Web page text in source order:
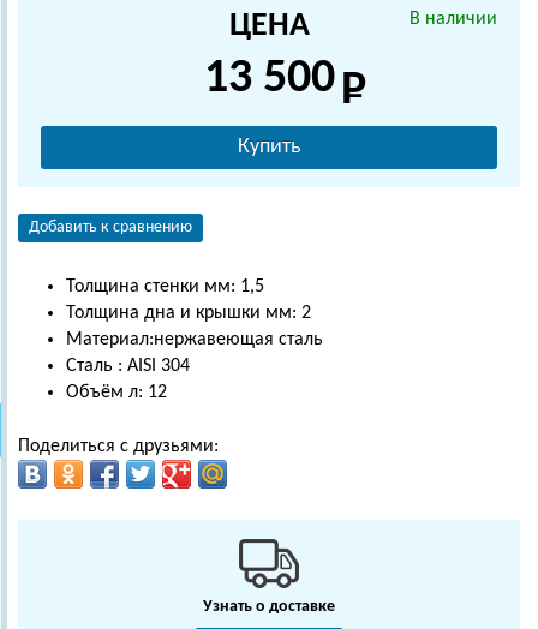
В наличии
ЦЕНА
13 500
Купить
Добавить к сравнению
Толщина стенки мм: 1,5
Толщина дна и крышки мм: 2
Материал:нержавеющая сталь
Сталь : AISI 304
Объём л: 12
Поделиться с друзьями:
Узнать о доставке